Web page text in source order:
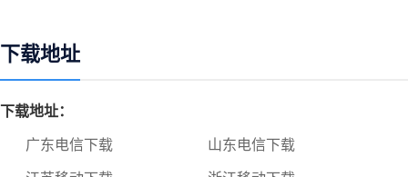
下载地址
下载地址：
广东电信下载 山东电信下载